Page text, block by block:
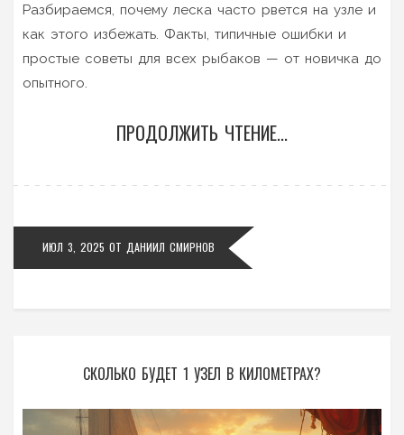
Разбираемся, почему леска часто рвется на узле и
как этого избежать. Факты, типичные ошибки и
простые советы для всех рыбаков — от новичка до
опытного.
ПРОДОЛЖИТЬ ЧТЕНИЕ...
ИЮЛ 3, 2025 ОТ ДАНИИЛ СМИРНОВ
СКОЛЬКО БУДЕТ 1 УЗЕЛ В КИЛОМЕТРАХ?